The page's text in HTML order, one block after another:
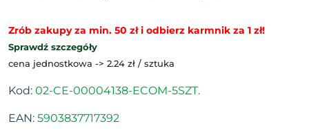
Zrób zakupy za min. 50 zł i odbierz karmnik za 1 zł!
Sprawdź szczegóły
cena jednostkowa -> 2.24 zł / sztuka
Kod: 02-CE-00004138-ECOM-5SZT.
EAN: 5903837717392